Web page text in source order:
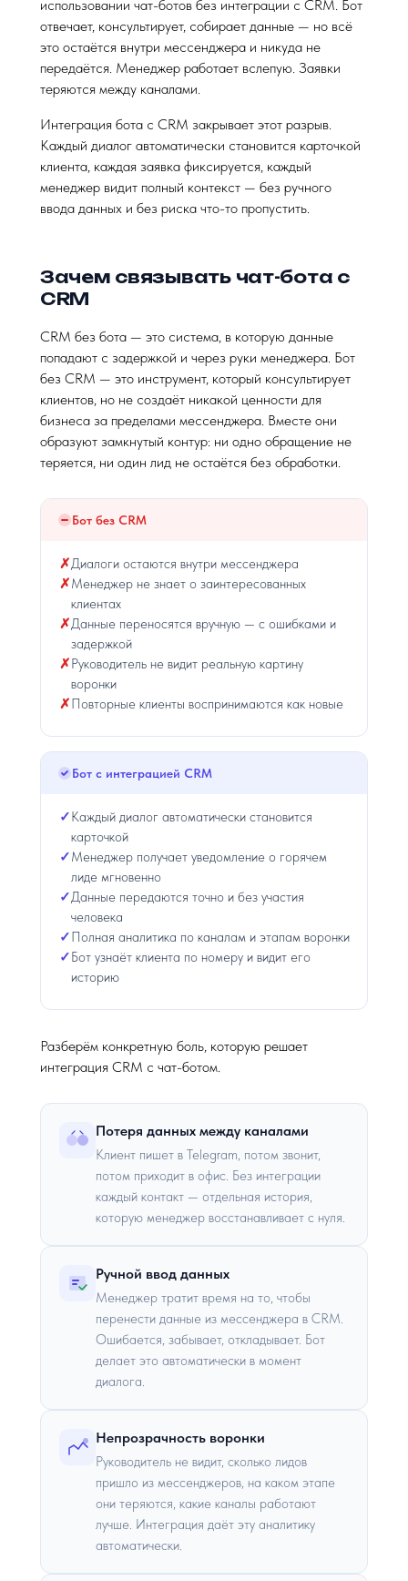
использовании чат-ботов без интеграции с CRM. Бот
отвечает, консультирует, собирает данные — но всё
это остаётся внутри мессенджера и никуда не
передаётся. Менеджер работает вслепую. Заявки
теряются между каналами.
Интеграция бота с CRM закрывает этот разрыв.
Каждый диалог автоматически становится карточкой
клиента, каждая заявка фиксируется, каждый
менеджер видит полный контекст — без ручного
ввода данных и без риска что-то пропустить.
Зачем связывать чат-бота с
CRM
CRM без бота — это система, в которую данные
попадают с задержкой и через руки менеджера. Бот
без CRM — это инструмент, который консультирует
клиентов, но не создаёт никакой ценности для
бизнеса за пределами мессенджера. Вместе они
образуют замкнутый контур: ни одно обращение не
теряется, ни один лид не остаётся без обработки.
Бот без CRM
Диалоги остаются внутри мессенджера
Менеджер не знает о заинтересованных
клиентах
Данные переносятся вручную — с ошибками и
задержкой
Руководитель не видит реальную картину
воронки
Повторные клиенты воспринимаются как новые
Бот с интеграцией CRM
Каждый диалог автоматически становится
карточкой
Менеджер получает уведомление о горячем
лиде мгновенно
Данные передаются точно и без участия
человека
Полная аналитика по каналам и этапам воронки
Бот узнаёт клиента по номеру и видит его
историю
Разберём конкретную боль, которую решает
интеграция CRM с чат-ботом.
Потеря данных между каналами
Клиент пишет в Telegram, потом звонит,
потом приходит в офис. Без интеграции
каждый контакт — отдельная история,
которую менеджер восстанавливает с нуля.
Ручной ввод данных
Менеджер тратит время на то, чтобы
перенести данные из мессенджера в CRM.
Ошибается, забывает, откладывает. Бот
делает это автоматически в момент
диалога.
Непрозрачность воронки
Руководитель не видит, сколько лидов
пришло из мессенджеров, на каком этапе
они теряются, какие каналы работают
лучше. Интеграция даёт эту аналитику
автоматически.